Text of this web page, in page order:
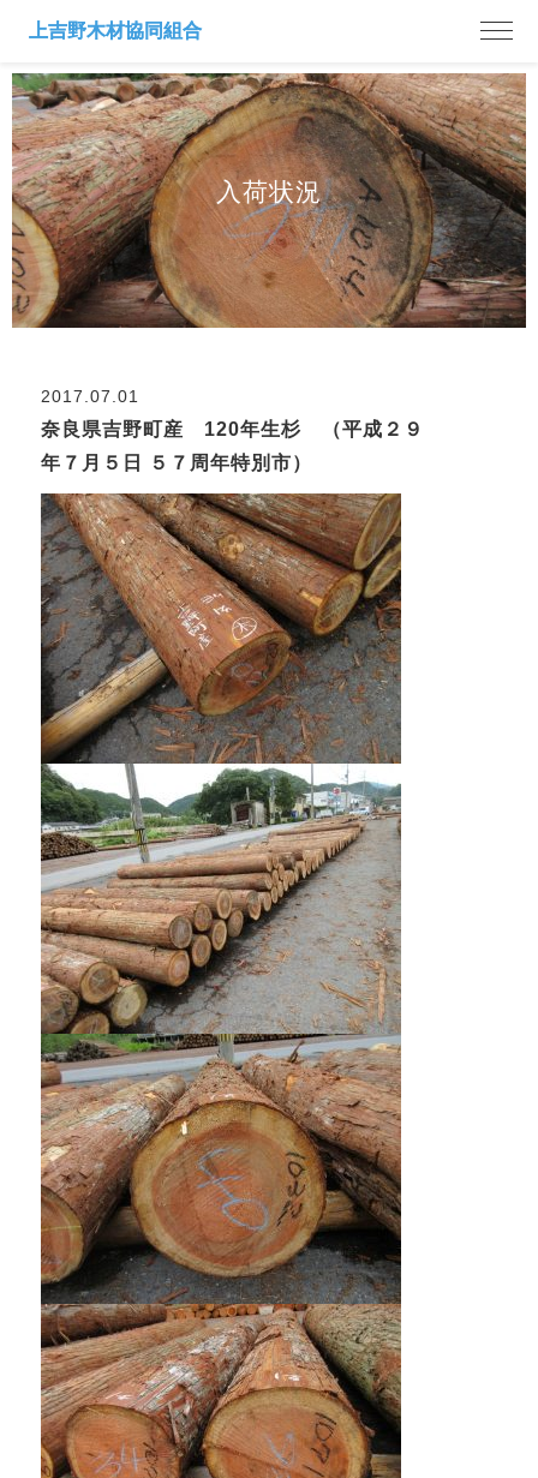
入荷状況
2017.07.01
奈良県吉野町産 120年生杉 （平成２９
年７月５日 ５７周年特別市）